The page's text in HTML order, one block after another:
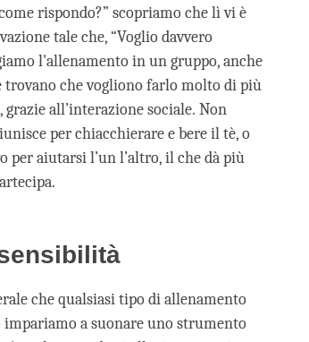
rispondo?” scopriamo che lì vi è
tale che, “Voglio davvero
l'allenamento in un gruppo, anche
trovano che vogliono farlo molto di più
all’interazione sociale. Non
per chiacchierare e bere il tè, o
per aiutarsi l’un l’altro, il che dà più
che qualsiasi tipo di allenamento
a suonare uno strumento